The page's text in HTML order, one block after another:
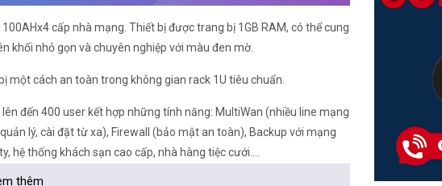
cấp nhà mạng. Thiết bị được trang bị 1GB RAM, có thể cung
khối nhỏ gọn và chuyên nghiệp với màu đen mờ.
một cách an toàn trong không gian rack 1U tiêu chuẩn.
đến 400 user kết hợp những tính năng: MultiWan (nhiều line mạng
lý, cài đặt từ xa), Firewall (bảo mật an toàn), Backup với mạng
hệ thống khách sạn cao cấp, nhà hàng tiệc cưới....
thêm